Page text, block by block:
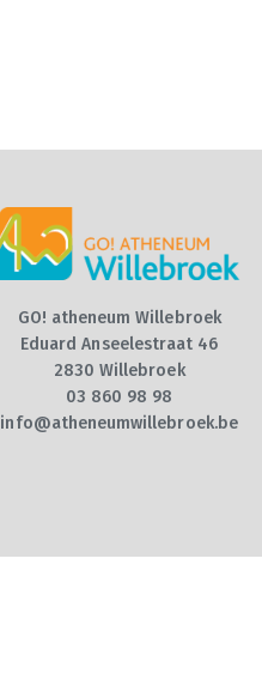
GO! atheneum Willebroek
Eduard Anseelestraat 46
2830 Willebroek
03 860 98 98
info@atheneumwillebroek.be